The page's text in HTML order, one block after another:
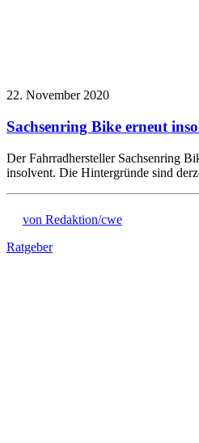
22. November 2020
Sachsenring Bike erneut
Der Fahrradhersteller Sachsenring
insolvent. Die Hintergründe sind
von Redaktion/cwe
Ratgeber